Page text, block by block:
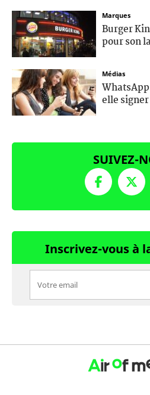
Marques
Burger
pour son
Médias
elle
SUIVEZ-
Inscrivez-vous à